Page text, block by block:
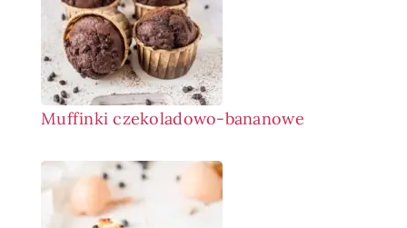
Muffinki czekoladowo-bananowe